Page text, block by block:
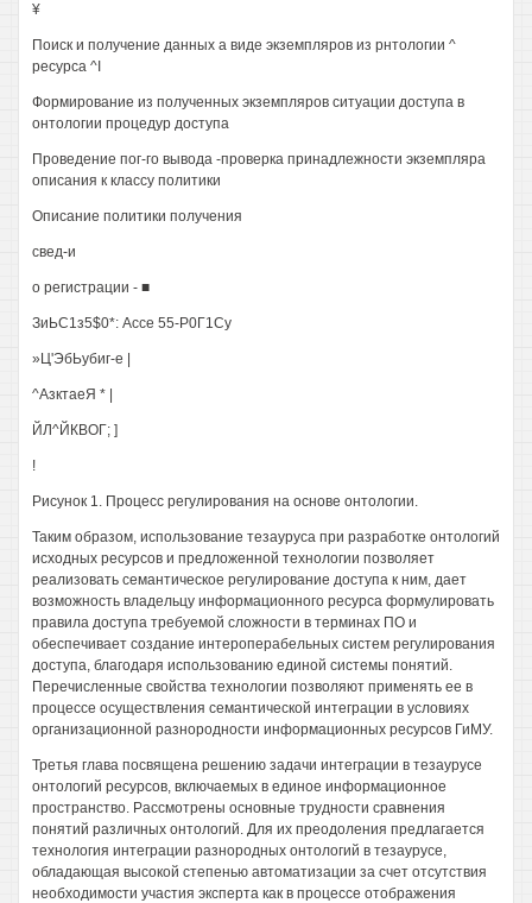
¥
Поиск и получение данных а виде экземпляров из рнтологии ^
ресурса ^I
Формирование из полученных экземпляров ситуации доступа в
онтологии процедур доступа
Проведение пог-го вывода -проверка принадлежности экземпляра
описания к классу политики
Описание политики получения
свед-и
о регистрации - ■
ЗиЬС1з5$0*: Ассе 55-Р0Г1Су
»Ц'ЭбЬубиг-е |
^АзктаеЯ * |
ЙЛ^ЙКВОГ; ]
!
Рисунок 1. Процесс регулирования на основе онтологии.
Таким образом, использование тезауруса при разработке онтологий
исходных ресурсов и предложенной технологии позволяет
реализовать семантическое регулирование доступа к ним, дает
возможность владельцу информационного ресурса формулировать
правила доступа требуемой сложности в терминах ПО и
обеспечивает создание интероперабельных систем регулирования
доступа, благодаря использованию единой системы понятий.
Перечисленные свойства технологии позволяют применять ее в
процессе осуществления семантической интеграции в условиях
организационной разнородности информационных ресурсов ГиМУ.
Третья глава посвящена решению задачи интеграции в тезаурусе
онтологий ресурсов, включаемых в единое информационное
пространство. Рассмотрены основные трудности сравнения
понятий различных онтологий. Для их преодоления предлагается
технология интеграции разнородных онтологий в тезаурусе,
обладающая высокой степенью автоматизации за счет отсутствия
необходимости участия эксперта как в процессе отображения